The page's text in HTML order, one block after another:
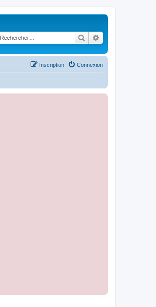
Rechercher
Connexion
Inscription